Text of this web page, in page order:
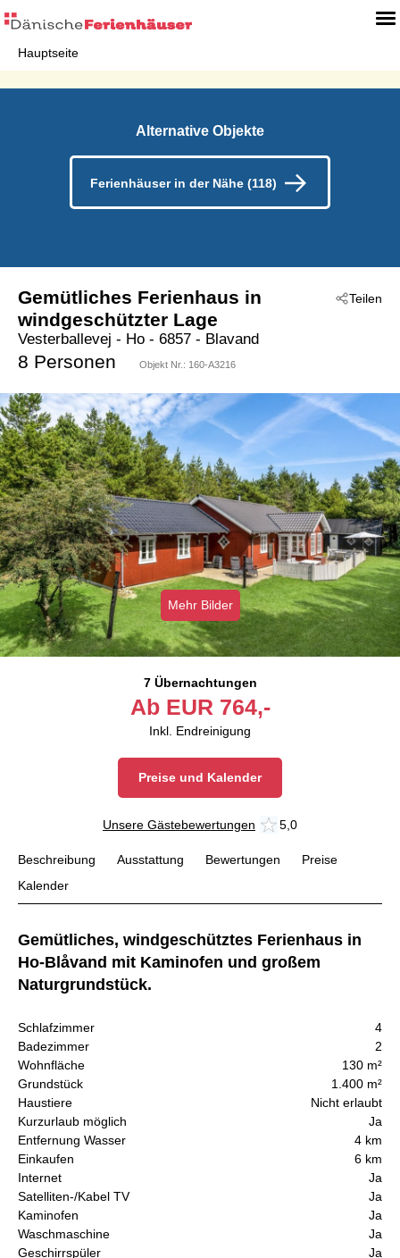
Hauptseite
Alternative Objekte
Ferienhäuser in der Nähe (118)
Teilen
Gemütliches Ferienhaus in
windgeschützter Lage
Vesterballevej - Ho - 6857 - Blavand
8 Personen Objekt Nr.: 160-A3216
Mehr Bilder
7 Übernachtungen
Ab EUR 764,-
Inkl. Endreinigung
Preise und Kalender
Unsere Gästebewertungen 5,0
Beschreibung Ausstattung Bewertungen
Preise
Kalender
Gemütliches, windgeschütztes Ferienhaus in
Ho-Blåvand mit Kaminofen und großem
Naturgrundstück.
Schlafzimmer
4
Badezimmer
2
Wohnfläche
130 m²
Grundstück
1.400 m²
Haustiere
Nicht erlaubt
Kurzurlaub möglich
Ja
Entfernung Wasser
4 km
Einkaufen
6 km
Internet
Ja
Satelliten-/Kabel TV
Ja
Kaminofen
Ja
Waschmaschine
Ja
Geschirrspüler
Ja